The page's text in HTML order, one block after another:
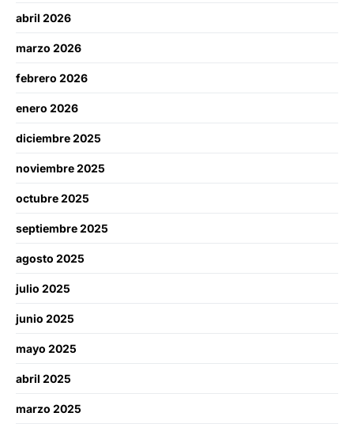
abril 2026
marzo 2026
febrero 2026
enero 2026
diciembre 2025
noviembre 2025
octubre 2025
septiembre 2025
agosto 2025
julio 2025
junio 2025
mayo 2025
abril 2025
marzo 2025